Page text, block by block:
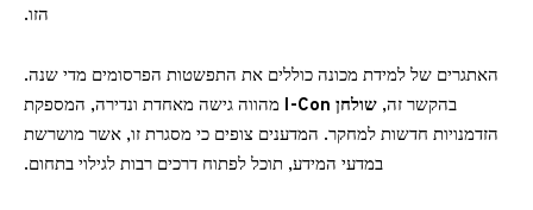
הזו.
האתגרים של למידת מכונה כוללים את התפשטות הפרסומים מדי שנה.
בהקשר זה, שולחן I-Con
מהווה גישה מאחדת ונדירה, המספקת
הזדמנויות חדשות למחקר. המדענים צופים כי מסגרת זו, אשר מושרשת
במדעי המידע, תוכל לפתוח דרכים רבות לגילוי בתחום.